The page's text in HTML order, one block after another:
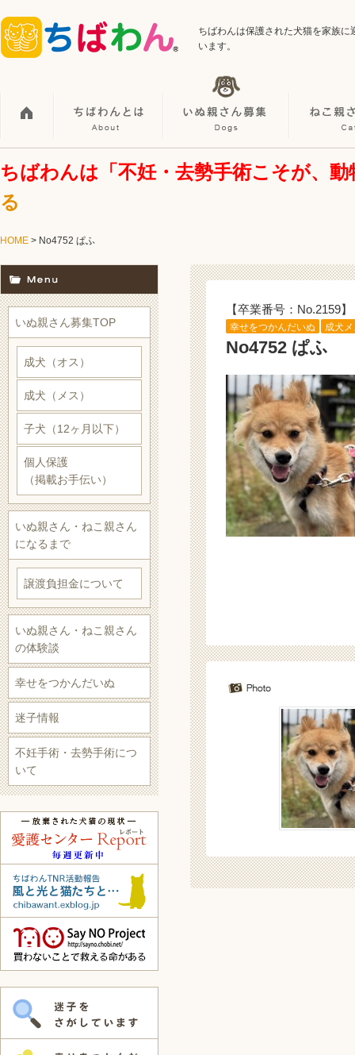
ちばわんは保護された犬猫を家族
います。
ちばわんは「不妊・去勢手術こそが、
る
HOME > No4752 ぱふ
【卒業番号：No.2159】
幸せをつかんだいぬ 成犬
No4752 ぱふ
いぬ親さん募集TOP
成犬（オス）
成犬（メス）
子犬（12ヶ月以下）
個人保護
（掲載お手伝い）
いぬ親さん・ねこ親さん
になるまで
譲渡負担金について
いぬ親さん・ねこ親さん
の体験談
幸せをつかんだいぬ
迷子情報
不妊手術・去勢手術につ
いて